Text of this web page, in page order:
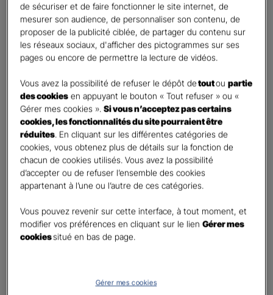
Percevoir un complément de revenu régulier à la
retraite
Percevoir un capital
Autre besoin
Etes-vous déjà titulaire d’un contrat Retraite ? *
Oui
Non
Quel est votre statut professionnel ?*
TNS (Travailleur non salarié)
Salarié
Le saviez-vous ?
Le PER individuel est un produit d'épargne à long terme qui vous permet d'obtenir une
Vos informations :
de sécuriser et de faire fonctionner le site internet, de
mesurer son audience, de personnaliser son contenu, de
proposer de la publicité ciblée, de partager du contenu sur
les réseaux sociaux, d'afficher des pictogrammes sur ses
pages ou encore de permettre la lecture de vidéos.
Vous avez la possibilité de refuser le dépôt detoutoupartie
des cookies en appuyant le bouton « Tout refuser » ou «
Gérer mes cookies ».Si vous n’acceptez pas certains
cookies, les fonctionnalités du site pourraient être
réduites. En cliquant sur les différentes catégories de
cookies, vous obtenez plus de détails sur la fonction de
chacun de cookies utilisés. Vous avez la possibilité
d’accepter ou de refuser l’ensemble des cookies
appartenant à l’une ou l’autre de ces catégories.
Vous pouvez revenir sur cette interface, à tout moment, et
modifier vos préférences en cliquant sur le lienGérer mes
cookiessitué en bas de page.
Gérer mes cookies